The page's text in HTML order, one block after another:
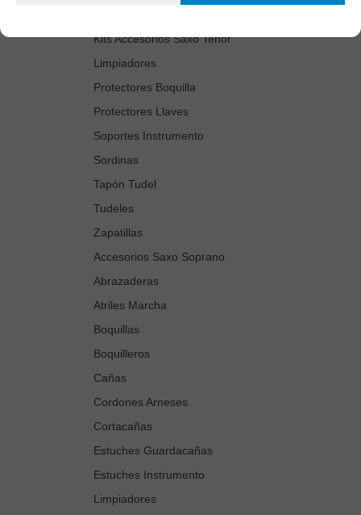
Kits Accesorios Saxo Tenor
Limpiadores
Protectores Boquilla
Protectores Llaves
Soportes Instrumento
Sordinas
Tapón Tudel
Tudeles
Zapatillas
Accesorios Saxo Soprano
Abrazaderas
Atriles Marcha
Boquillas
Boquilleros
Cañas
Cordones Arneses
Cortacañas
Estuches Guardacañas
Estuches Instrumento
Limpiadores